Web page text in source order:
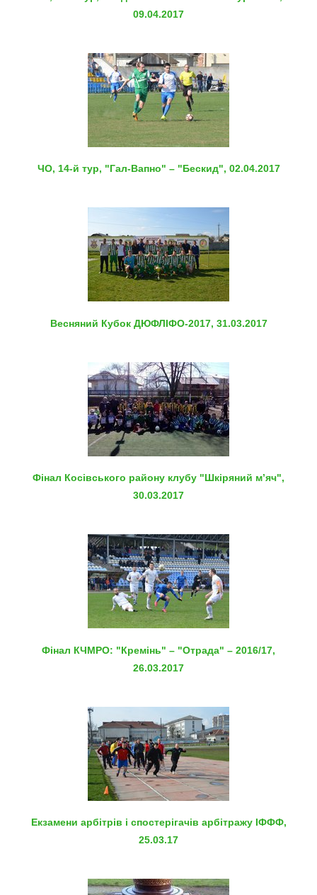
09.04.2017
ЧО, 14-й тур, "Гал-Вапно" – "Бескид", 02.04.2017
Весняний Кубок ДЮФЛІФО-2017, 31.03.2017
Фінал Косівського району клубу "Шкіряний м’яч",
30.03.2017
Фінал КЧМРО: "Кремінь" – "Отрада" – 2016/17,
26.03.2017
Екзамени арбітрів і спостерігачів арбітражу ІФФФ,
25.03.17